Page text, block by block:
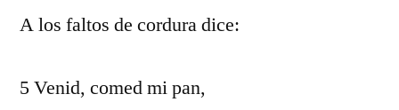
A los faltos de cordura dice:
5 Venid, comed mi pan,